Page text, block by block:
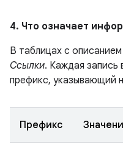
4. Что означает
В таблицах с
Ссылки. Каждая
префикс, указывающий
Префикс